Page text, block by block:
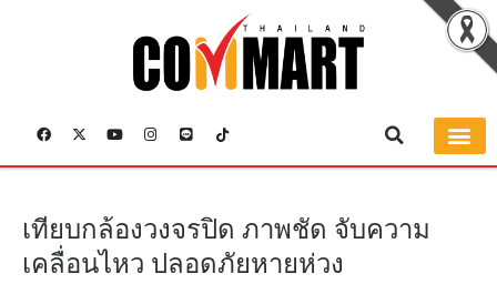
เทียบกล้องวงจรปิด ภาพชัด จับความ
เคลื่อนไหว ปลอดภัยหายห่วง